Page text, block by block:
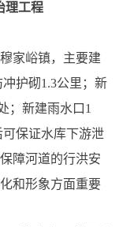
理工程
家峪镇，主要建
护砌1.3公里；新
；新建雨水口1
保证水库下游泄
障河道的行洪安
和形象方面重要